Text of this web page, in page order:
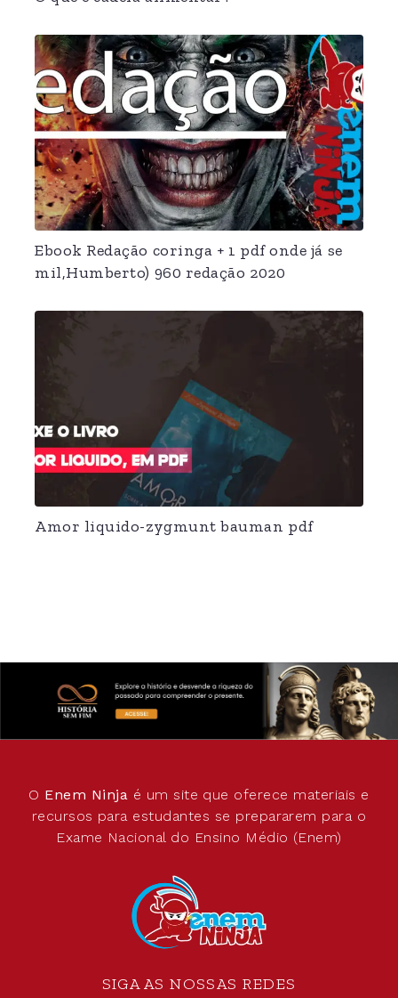
Ebook Redação coringa + 1 pdf onde já se
mil,Humberto) 960 redação 2020
Amor liquido-zygmunt bauman pdf
O Enem Ninja é um site que oferece materiais e
recursos para estudantes se prepararem para o
Exame Nacional do Ensino Médio (Enem)
SIGA AS NOSSAS REDES